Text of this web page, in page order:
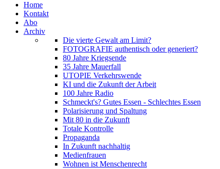
Home
Kontakt
Abo
Archiv
Die vierte Gewalt am Limit?
FOTOGRAFIE authentisch oder generiert?
80 Jahre Kriegsende
35 Jahre Mauerfall
UTOPIE Verkehrswende
KI und die Zukunft der Arbeit
100 Jahre Radio
Schmeckt's? Gutes Essen - Schlechtes Essen
Polarisierung und Spaltung
Mit 80 in die Zukunft
Totale Kontrolle
Propaganda
In Zukunft nachhaltig
Medienfrauen
Wohnen ist Menschenrecht